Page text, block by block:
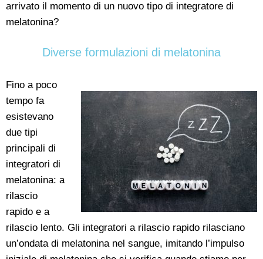
arrivato il momento di un nuovo tipo di integratore di
melatonina?
Diverse formulazioni di melatonina
Fino a poco
tempo fa
esistevano
due tipi
principali di
integratori di
melatonina: a
rilascio
rapido e a
rilascio lento. Gli integratori a rilascio rapido rilasciano
un’ondata di melatonina nel sangue, imitando l’impulso